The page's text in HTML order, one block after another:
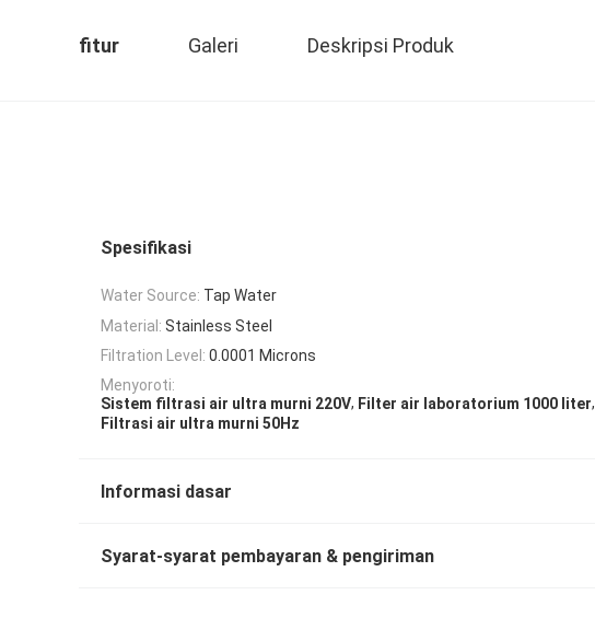
fitur Galeri Deskripsi Produk
Spesifikasi
Water Source: Tap Water
Material: Stainless Steel
Filtration Level: 0.0001 Microns
Menyoroti:
Sistem filtrasi air ultra murni 220V, Filter air laboratorium 1000 liter,
Filtrasi air ultra murni 50Hz
Informasi dasar
Syarat-syarat pembayaran & pengiriman